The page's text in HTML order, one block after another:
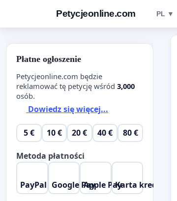
Petycjeonline.com PL ▼
Płatne ogłoszenie
Petycjeonline.com będzie
reklamować tę petycję wśród 3,000
osób.
Dowiedz się więcej...
5 € 10 € 20 € 40 € 80 €
Metoda płatności
PayPal Google PayApple PayKarta kredytowa